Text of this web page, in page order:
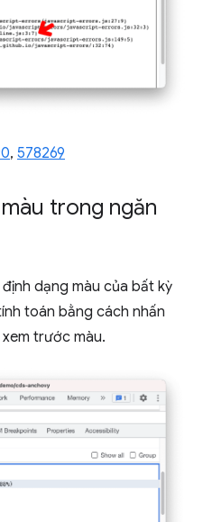
, ​​ 578269
trong ngăn
dạng màu của bất kỳ
toán bằng cách nhấn
trước màu.